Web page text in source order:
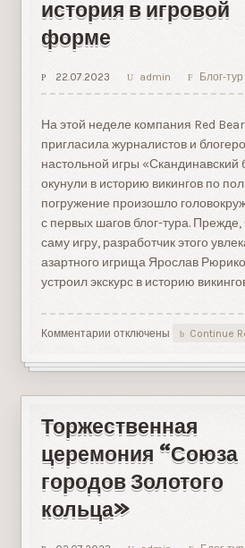
история в игровой
форме
22.07.2023 admin Блог-тур
На этой неделе компания Red
пригласила журналистов и
настольной игры «Скандинавский
окунули в историю викингов по
погружение произошло
с первых шагов блог-тура.
саму игру, разработчик этого
азартного игрища Ярослав
устроил экскурс в историю
Комментарии к
«Скандинавский
в
игровой
отключены Continue
Торжественная
церемония “Союза
городов Золотого
кольца»